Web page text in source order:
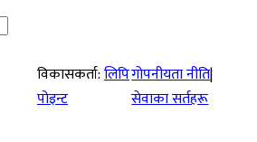
विकासकर्ता:लिपि
पोइन्ट
गोपनीयता नीति|
सेवाका सर्तहरू